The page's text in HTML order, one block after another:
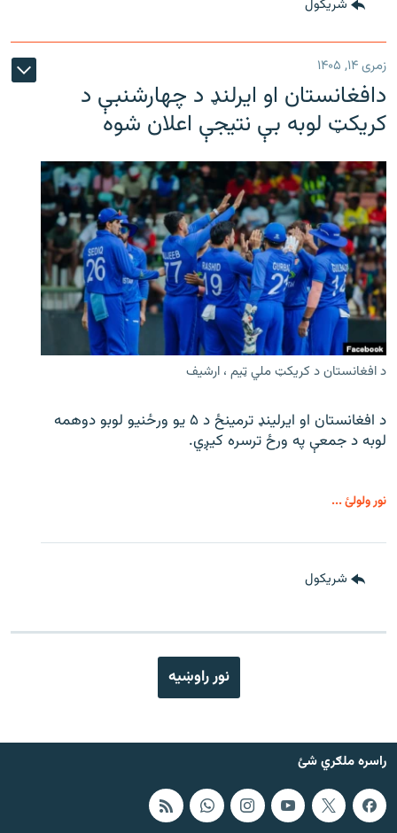
شريکول
زمری ۱۴, ۱۴۰۵
دافغانستان او ایرلنډ د چهارشنبې د
کریکټ لوبه بې نتیجې اعلان شوه
د افغانستان د کریکټ ملي ټیم ، ارشیف
د افغانستان او ایرلینډ ترمینځ د ۵ یو ورځنیو لوبو دوهمه
لوبه د جمعې په ورځ ترسره کیږي.
نور ولولئ ...
شريکول
نور راوښيه
راسره ملګري شئ